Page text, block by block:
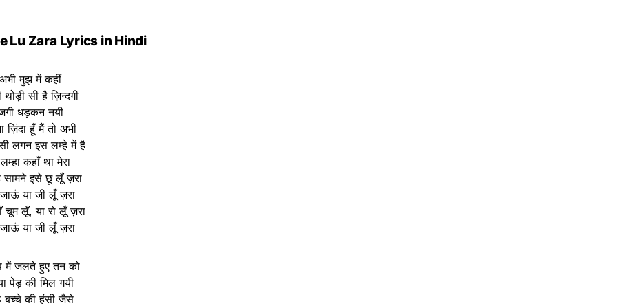
Lu Zara Lyrics in Hindi
अभी मुझ में कहीं
थोड़ी सी है ज़िन्दगी
धड़कन नयी
ज़िंदा हूँ मैं तो अभी
लगन इस लम्हे में है
कहाँ था मेरा
सामने इसे छू लूँ ज़रा
या जी लूँ ज़रा
चूम लूँ, या रो लूँ ज़रा
या जी लूँ ज़रा
में जलते हुए तन को
पेड़ की मिल गयी
की हंसी जैसे